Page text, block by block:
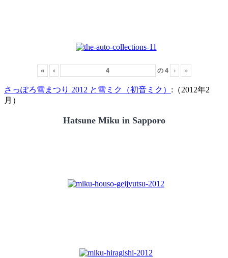
« ‹ の4 › »
さっぽろ雪まつり 2012 と雪ミク（初音ミク） :（2012年2
月）
Hatsune Miku in Sapporo